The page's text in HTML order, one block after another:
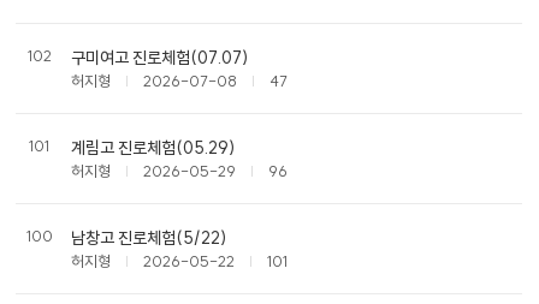
102 구미여고 진로체험(07.07)
허지형 2026-07-08 47
101 계림고 진로체험(05.29)
허지형 2026-05-29 96
100 남창고 진로체험(5/22)
허지형 2026-05-22 101